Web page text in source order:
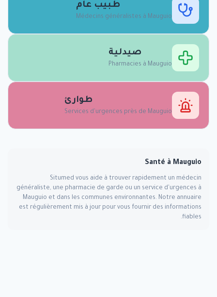
طبيب عام
Médecins généralistes à Mauguio
صيدلية
Pharmacies à Mauguio
طوارئ
Services d'urgences près de Mauguio
Santé à Mauguio
Situmed vous aide à trouver rapidement un médecin
généraliste, une pharmacie de garde ou un service d'urgences à
Mauguio et dans les communes environnantes. Notre annuaire
est régulièrement mis à jour pour vous fournir des informations
fiables.